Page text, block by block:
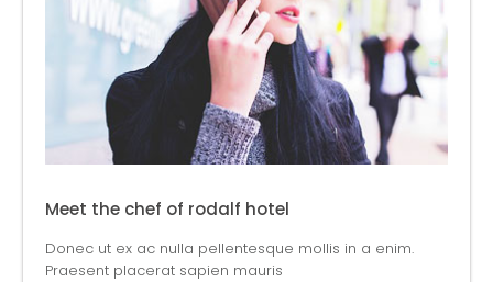
Meet the chef of rodalf hotel
Donec ut ex ac nulla pellentesque mollis in a enim.
Praesent placerat sapien mauris